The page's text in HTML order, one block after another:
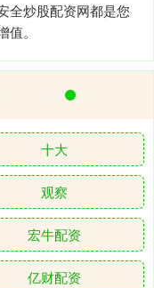
全炒股配资网都是您
。
十大
观察
宏牛配资
亿财配资